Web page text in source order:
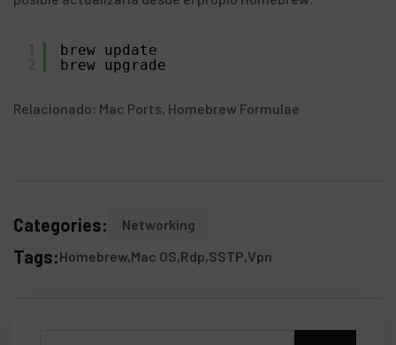
1
2
brew update
brew upgrade
Relacionado: Mac Ports, Homebrew Formulae
Categories: Networking
Tags:Homebrew Mac OS Rdp SSTP Vpn